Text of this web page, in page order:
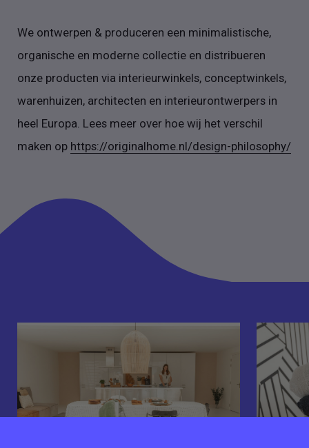
We ontwerpen & produceren een minimalistische,
organische en moderne collectie en distribueren
onze producten via interieurwinkels, conceptwinkels,
warenhuizen, architecten en interieurontwerpers in
heel Europa. Lees meer over hoe wij het verschil
maken op https://originalhome.nl/design-philosophy/